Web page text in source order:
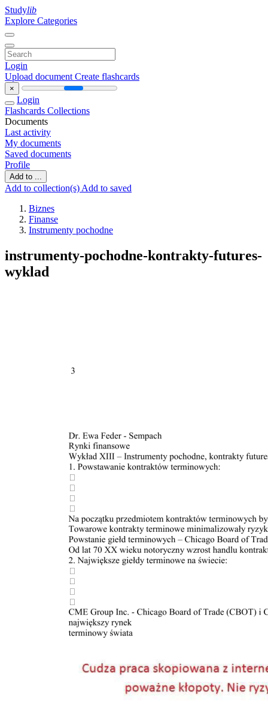
Studylib
Explore Categories
Login
Upload document Create flashcards
×
Login
Flashcards Collections
Documents
Last activity
My documents
Saved documents
Profile
Add to ...
Add to collection(s) Add to saved
Biznes
Finanse
Instrumenty pochodne
instrumenty-pochodne-kontrakty-futures-
wyklad